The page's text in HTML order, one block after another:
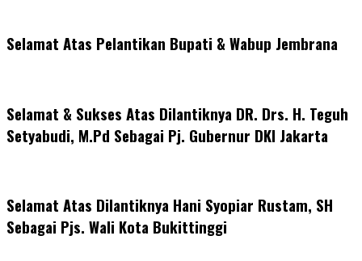
Selamat Atas Pelantikan Bupati & Wabup Jembrana
Selamat & Sukses Atas Dilantiknya DR. Drs. H. Teguh
Setyabudi, M.Pd Sebagai Pj. Gubernur DKI Jakarta
Selamat Atas Dilantiknya Hani Syopiar Rustam, SH
Sebagai Pjs. Wali Kota Bukittinggi